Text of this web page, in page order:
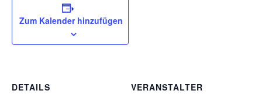
Zum Kalender hinzufügen
DETAILS
VERANSTALTER